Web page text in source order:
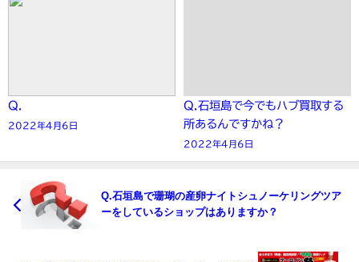
Q.
2022年4月6日
Q.石垣島で今でもハブ買取する
所あるんですかね？
2022年4月6日
Q.石垣島で珊瑚の産卵ナイトシュノーケリングツア
ーをしているショップはありますか？